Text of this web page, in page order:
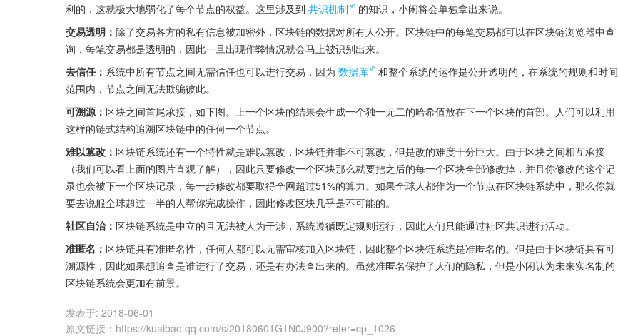
利的，这就极大地弱化了每个节点的权益。这里涉及到 共识机制
的知识，小闲将会单独拿出来说。
交易透明： 除了交易各方的私有信息被加密外，区块链的数据对所有人公开。区块链中的每笔交易都可以在区块链浏览器中查
询，每笔交易都是透明的，因此一旦出现作弊情况就会马上被识别出来。
去信任： 系统中所有节点之间无需信任也可以进行交易，因为 数据库
和整个系统的运作是公开透明的，在系统的规则和时间
范围内，节点之间无法欺骗彼此。
可溯源： 区块之间首尾承接，如下图。上一个区块的结果会生成一个独一无二的哈希值放在下一个区块的首部。人们可以利用
这样的链式结构追溯区块链中的任何一个节点。
难以篡改： 区块链系统还有一个特性就是难以篡改，区块链并非不可篡改，但是改的难度十分巨大。由于区块之间相互承接
（我们可以看上面的图片直观了解），因此只要修改一个区块那么就要把之后的每一个区块全部修改掉，并且你修改的这个记
录也会被下一个区块记录，每一步修改都要取得全网超过51%的算力。如果全球人都作为一个节点在区块链系统中，那么你就
要去说服全球超过一半的人帮你完成操作，因此修改区块几乎是不可能的。
社区自治： 区块链系统是中立的且无法被人为干涉，系统遵循既定规则运行，因此人们只能通过社区共识进行活动。
准匿名： 区块链具有准匿名性，任何人都可以无需审核加入区块链，因此整个区块链系统是准匿名的。但是由于区块链具有可
溯源性，因此如果想追查是谁进行了交易，还是有办法查出来的。虽然准匿名保护了人们的隐私，但是小闲认为未来实名制的
区块链系统会更加有前景。
发表于: 2018-06-01
原文链接 ： https://kuaibao.qq.com/s/20180601G1N0J900?refer=cp_1026